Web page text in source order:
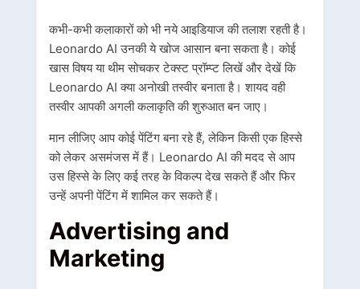
कभी-कभी कलाकारों को भी नये आइडियाज की तलाश रहती है।
Leonardo AI उनकी ये खोज आसान बना सकता है। कोई
खास विषय या थीम सोचकर टेक्स्ट प्रॉम्प्ट लिखें और देखें कि
Leonardo AI क्या अनोखी तस्वीर बनाता है। शायद वही
तस्वीर आपकी अगली कलाकृति की शुरुआत बन जाए।
मान लीजिए आप कोई पेंटिंग बना रहे हैं, लेकिन किसी एक हिस्से
को लेकर असमंजस में हैं। Leonardo AI की मदद से आप
उस हिस्से के लिए कई तरह के विकल्प देख सकते हैं और फिर
उन्हें अपनी पेंटिंग में शामिल कर सकते हैं।
Advertising and
Marketing